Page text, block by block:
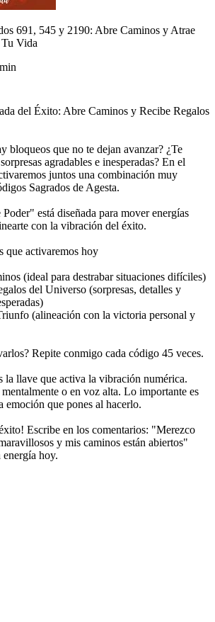
691, 545 y 2190: Abre Caminos y Atrae
Vida
del Éxito: Abre Caminos y Recibe Regalos
bloqueos que no te dejan avanzar? ¿Te
agradables e inesperadas? En el
juntos una combinación muy
Sagrados de Agesta.
está diseñada para mover energías
con la vibración del éxito.
que activaremos hoy
(ideal para destrabar situaciones difíciles)
del Universo (sorpresas, detalles y
(alineación con la victoria personal y
Repite conmigo cada código 45 veces.
la llave que activa la vibración numérica.
mentalmente o en voz alta. Lo importante es
emoción que pones al hacerlo.
Escribe en los comentarios: "Merezco
y mis caminos están abiertos"
energía hoy.